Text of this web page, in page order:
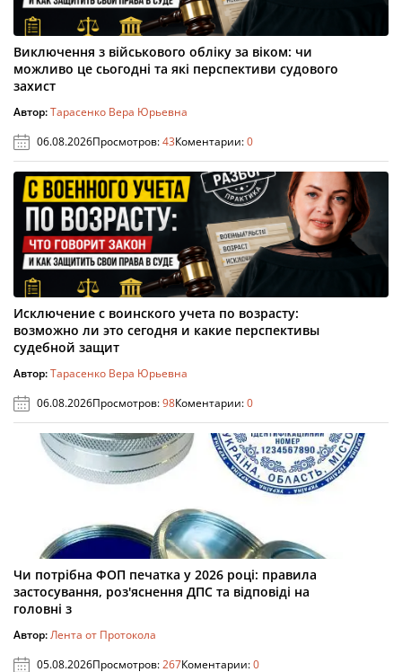
Виключення з військового обліку за віком: чи
можливо це сьогодні та які перспективи судового
захист
Автор:Тарасенко Вера Юрьевна
06.08.2026Просмотров:43Коментарии:0
Исключение с воинского учета по возрасту:
возможно ли это сегодня и какие перспективы
судебной защит
Автор:Тарасенко Вера Юрьевна
06.08.2026Просмотров:98Коментарии:0
Чи потрібна ФОП печатка у 2026 році: правила
застосування, роз'яснення ДПС та відповіді на
головні з
Автор:Лента от Протокола
05.08.2026Просмотров:267Коментарии:0